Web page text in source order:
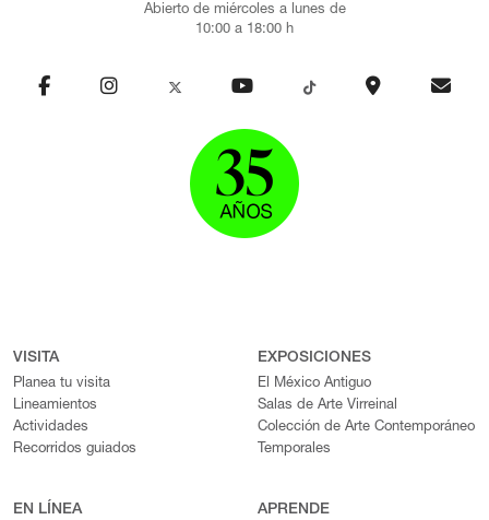
Abierto de miércoles a lunes de
10:00 a 18:00 h
VISITA
Planea tu visita
Lineamientos
Actividades
Recorridos guiados
EXPOSICIONES
El México Antiguo
Salas de Arte Virreinal
Colección de Arte Contemporáneo
Temporales
EN LÍNEA APRENDE